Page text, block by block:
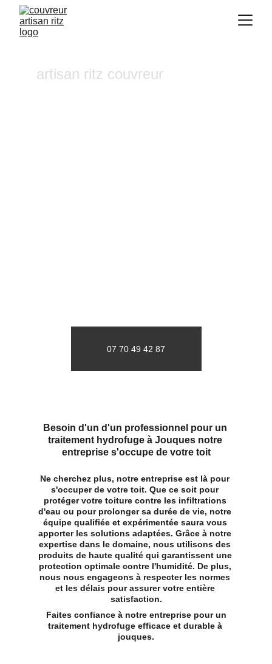
artisan ritz couvreur
07 70 49 42 87
Besoin d'un d'un professionnel pour un
traitement hydrofuge à Jouques notre
entreprise s'occupe de votre toit
Ne cherchez plus, notre entreprise est là pour
s'occuper de votre toit. Que ce soit pour
protéger votre toiture contre les infiltrations
d'eau ou pour prolonger sa durée de vie, notre
équipe qualifiée et expérimentée saura vous
apporter les solutions adaptées. Grâce à notre
expertise dans le domaine, nous utilisons des
produits de haute qualité qui garantissent une
protection optimale contre l'humidité. De plus,
nous nous engageons à respecter les normes
et les délais pour assurer votre entière
satisfaction.
traitement hydrofuge efficace et durable à
jouques.